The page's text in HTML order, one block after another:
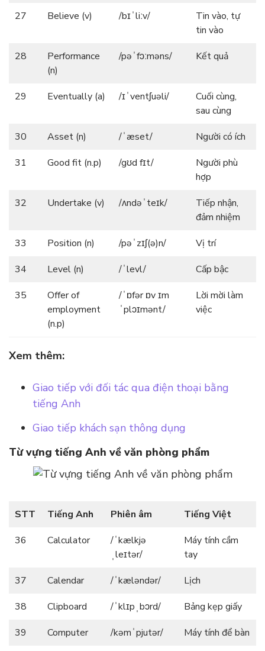
27 Believe (v) /bɪˈliːv/
Tin vào, tự
tin vào
28
Performance
(n)
/pəˈfɔːməns/ Kết quả
29 Eventually (a) /ɪˈventʃuəli/
Cuối cùng,
sau cùng
30
Asset (n) /ˈæset/
Người có ích
31
Good fit (n.p) /gʊd fɪt/
Người phù
hợp
32
Undertake (v) /ʌndəˈteɪk/
Tiếp nhận,
đảm nhiệm
33
Position (n) /pəˈzɪʃ(ə)n/
Vị trí
34
Level (n) /ˈlevl/
Cấp bậc
35
Offer of
employment
(n.p)
/ˈɒfər ɒv ɪm
ˈplɔɪmənt/
Lời mời làm
việc
Xem thêm:
Giao tiếp với đối tác qua điện thoại bằng
tiếng Anh
Giao tiếp khách sạn thông dụng
Từ vựng tiếng Anh về văn phòng phẩm
STT Tiếng Anh Phiên âm
Tiếng Việt
36
Calculator
/ˈkælkjə
ˌleɪtər/
Máy tính cầm
tay
37
Calendar /ˈkæləndər/
Lịch
38
Clipboard /ˈklɪpˌbɔrd/
Bảng kẹp giấy
39
Computer /kəmˈpjutər/
Máy tính để bàn